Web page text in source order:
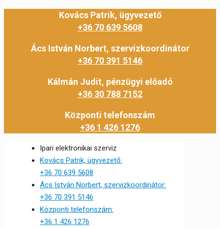
Kovács Patrik, ügyvezető
+36 70 639 5608
Ács István Norbert, szervizkoordinátor
+36 70 391 5146
Kálmán Judit, pénzügyi előadó
+36 30 788 7152
Központi telefonszám
+36 1 426 1276
Ipari elektronikai szerviz
Kovács Patrik, ügyvezető:
+36 70 639 5608
Ács István Norbert, szervizkoordinátor:
+36 70 391 5146
Központi telefonszám:
+36 1 426 1276